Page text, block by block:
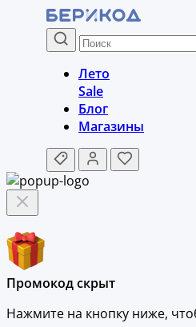
Лето
Sale
Блог
Магазины
Промокод скрыт
Нажмите на кнопку ниже,